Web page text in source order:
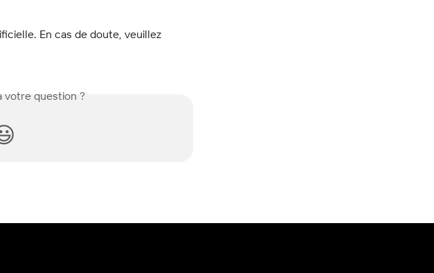
En cas de doute, veuillez
votre question ?